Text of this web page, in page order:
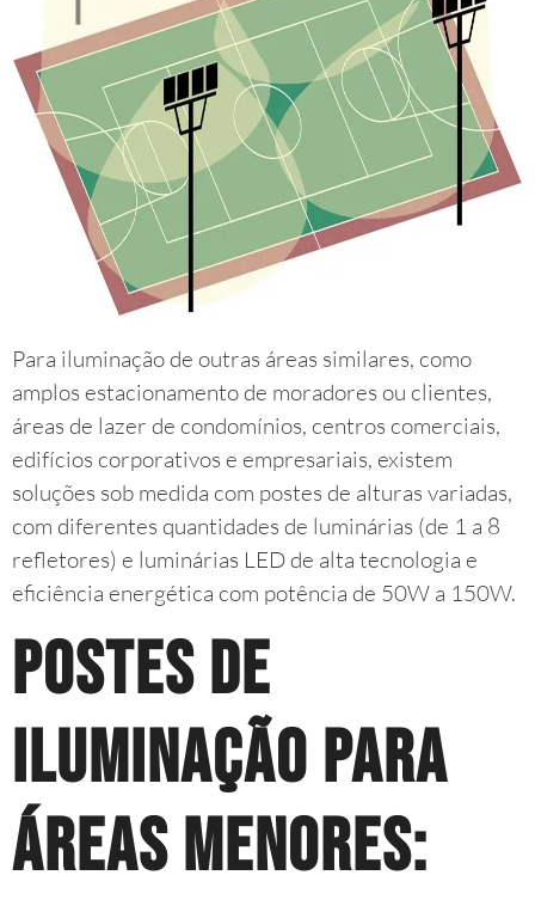
Para iluminação de outras áreas similares, como
amplos estacionamento de moradores ou clientes,
áreas de lazer de condomínios, centros comerciais,
edifícios corporativos e empresariais, existem
soluções sob medida com postes de alturas variadas,
com diferentes quantidades de luminárias (de 1 a 8
refletores) e luminárias LED de alta tecnologia e
eficiência energética com potência de 50W a 150W.
Postes de
iluminação para
áreas menores: